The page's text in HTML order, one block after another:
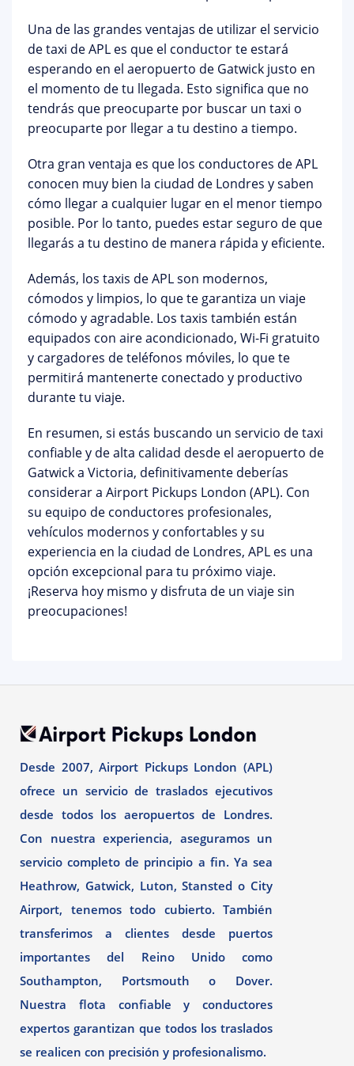
Una de las grandes ventajas de utilizar el servicio
de taxi de APL es que el conductor te estará
esperando en el aeropuerto de Gatwick justo en
el momento de tu llegada. Esto significa que no
tendrás que preocuparte por buscar un taxi o
preocuparte por llegar a tu destino a tiempo.
Otra gran ventaja es que los conductores de APL
conocen muy bien la ciudad de Londres y saben
cómo llegar a cualquier lugar en el menor tiempo
posible. Por lo tanto, puedes estar seguro de que
llegarás a tu destino de manera rápida y eficiente.
Además, los taxis de APL son modernos,
cómodos y limpios, lo que te garantiza un viaje
cómodo y agradable. Los taxis también están
equipados con aire acondicionado, Wi-Fi gratuito
y cargadores de teléfonos móviles, lo que te
permitirá mantenerte conectado y productivo
durante tu viaje.
En resumen, si estás buscando un servicio de taxi
confiable y de alta calidad desde el aeropuerto de
Gatwick a Victoria, definitivamente deberías
considerar a Airport Pickups London (APL). Con
su equipo de conductores profesionales,
vehículos modernos y confortables y su
experiencia en la ciudad de Londres, APL es una
opción excepcional para tu próximo viaje.
¡Reserva hoy mismo y disfruta de un viaje sin
preocupaciones!
Desde 2007, Airport Pickups London (APL)
ofrece un servicio de traslados ejecutivos
desde todos los aeropuertos de Londres.
Con nuestra experiencia, aseguramos un
servicio completo de principio a fin. Ya sea
Heathrow, Gatwick, Luton, Stansted o City
Airport, tenemos todo cubierto. También
transferimos a clientes desde puertos
importantes del Reino Unido como
Southampton, Portsmouth o Dover.
Nuestra flota confiable y conductores
expertos garantizan que todos los traslados
se realicen con precisión y profesionalismo.